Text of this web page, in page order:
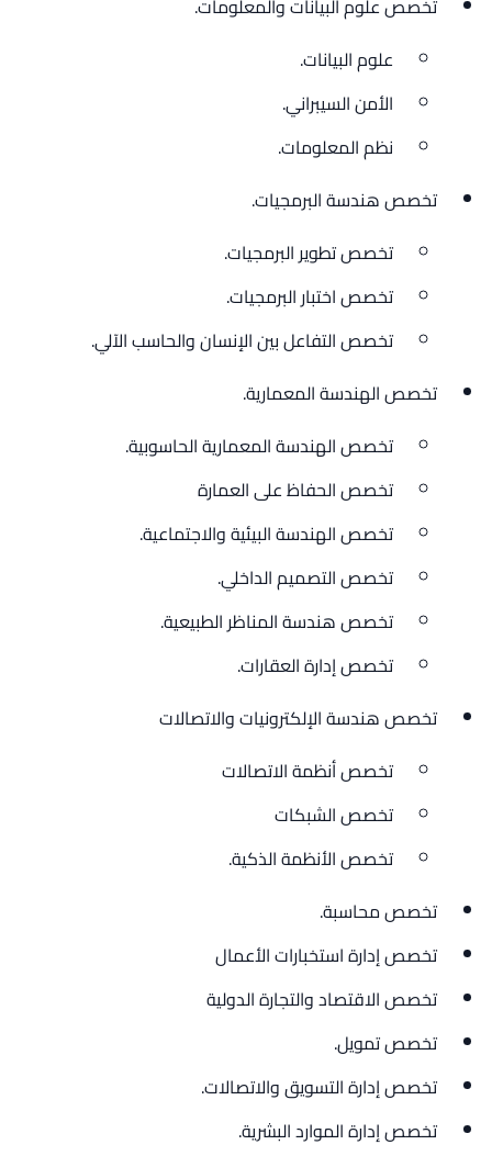
علوم البيانات.
الأمن السيبراني.
نظم المعلومات.
تخصص هندسة البرمجيات.
تخصص تطوير البرمجيات.
تخصص اختبار البرمجيات.
تخصص التفاعل بين الإنسان والحاسب الآلي.
تخصص الهندسة المعمارية.
تخصص الهندسة المعمارية الحاسوبية.
تخصص الحفاظ على العمارة
تخصص الهندسة البيئية والاجتماعية.
تخصص التصميم الداخلي.
تخصص هندسة المناظر الطبيعية.
تخصص إدارة العقارات.
تخصص هندسة الإلكترونيات والاتصالات
تخصص أنظمة الاتصالات
تخصص الشبكات
تخصص الأنظمة الذكية.
تخصص محاسبة.
تخصص إدارة استخبارات الأعمال
تخصص الاقتصاد والتجارة الدولية
تخصص تمويل.
تخصص إدارة التسويق والاتصالات.
تخصص إدارة الموارد البشرية.